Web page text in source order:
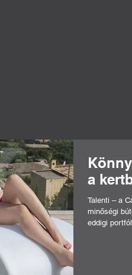
a
Talenti – a
minőségi
eddigi